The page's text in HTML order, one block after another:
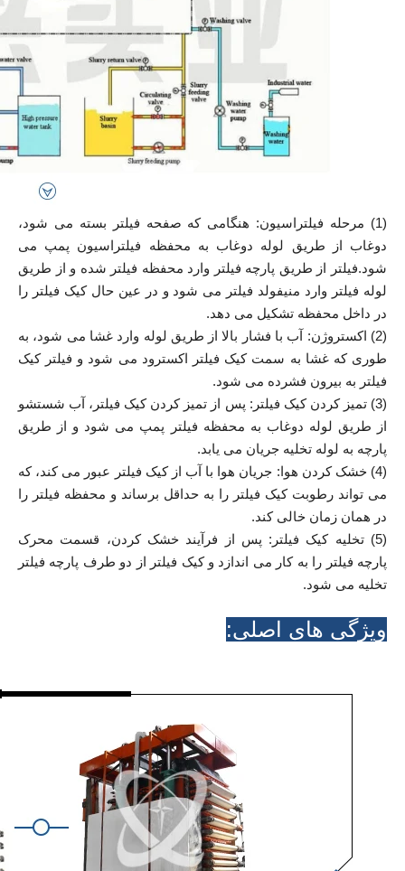
(1) مرحله فیلتراسیون: هنگامی که صفحه فیلتر بسته می شود،
دوغاب از طریق لوله دوغاب به محفظه فیلتراسیون پمپ می
شود.فیلتر از طریق پارچه فیلتر وارد محفظه فیلتر شده و از طریق
لوله فیلتر وارد منیفولد فیلتر می شود و در عین حال کیک فیلتر را
در داخل محفظه تشکیل می دهد.
(2) اکستروژن: آب با فشار بالا از طریق لوله وارد غشا می شود، به
طوری که غشا به سمت کیک فیلتر اکسترود می شود و فیلتر کیک
فیلتر به بیرون فشرده می شود.
(3) تمیز کردن کیک فیلتر: پس از تمیز کردن کیک فیلتر، آب شستشو
از طریق لوله دوغاب به محفظه فیلتر پمپ می شود و از طریق
پارچه به لوله تخلیه جریان می یابد.
(4) خشک کردن هوا: جریان هوا با آب از کیک فیلتر عبور می کند، که
می تواند رطوبت کیک فیلتر را به حداقل برساند و محفظه فیلتر را
در همان زمان خالی کند.
(5) تخلیه کیک فیلتر: پس از فرآیند خشک کردن، قسمت محرک
پارچه فیلتر را به کار می اندازد و کیک فیلتر از دو طرف پارچه فیلتر
تخلیه می شود.
ویژگی های اصلی: